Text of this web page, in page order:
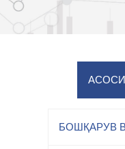
БОШҚАРУВ